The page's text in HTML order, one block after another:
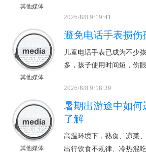
其他媒体
2026/8/8 9:19:41
其他媒体
避免电话手表损伤
儿童电话手表已成为不少
多，孩子使用时间短，伤
2026/8/8 9:18:39
其他媒体
暑期出游途中如何
了解
高温环境下，熟食、凉菜
出行饮食不规律、冷热混